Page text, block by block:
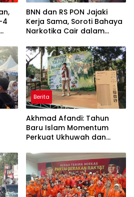
4
BNN dan RS PON Jajaki
Kerja Sama, Soroti Bahaya
Narkotika Cair dalam
Berita
Akhmad Afandi: Tahun
Baru Islam Momentum
Perkuat Ukhuwah dan